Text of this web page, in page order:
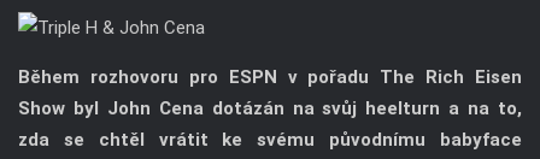
Během rozhovoru pro ESPN v pořadu The Rich Eisen
Show byl John Cena dotázán na svůj heelturn a na to,
zda se chtěl vrátit ke svému původnímu babyface